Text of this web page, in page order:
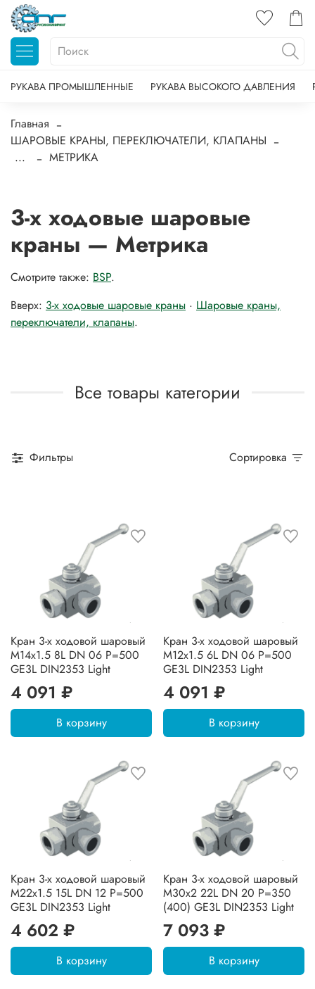
РУКАВА ПРОМЫШЛЕННЫЕ РУКАВА ВЫСОКОГО ДАВЛЕНИЯ
Главная
ШАРОВЫЕ КРАНЫ, ПЕРЕКЛЮЧАТЕЛИ, КЛАПАНЫ
...
МЕТРИКА
3-х ходовые шаровые
краны — Метрика
Смотрите также: BSP.
Вверх: 3-х ходовые шаровые краны · Шаровые краны,
переключатели, клапаны.
Все товары категории
Фильтры Сортировка
Кран 3-х ходовой шаровый
M14x1.5 8L DN 06 P=500
GE3L DIN2353 Light
4 091 ₽
В корзину
Кран 3-х ходовой шаровый
M12x1.5 6L DN 06 P=500
GE3L DIN2353 Light
4 091 ₽
В корзину
Кран 3-х ходовой шаровый
M22x1.5 15L DN 12 P=500
GE3L DIN2353 Light
4 602 ₽
В корзину
Кран 3-х ходовой шаровый
M30x2 22L DN 20 P=350
(400) GE3L DIN2353 Light
7 093 ₽
В корзину